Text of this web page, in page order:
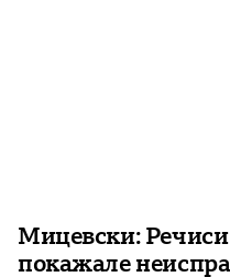
Мицевски:
покажале